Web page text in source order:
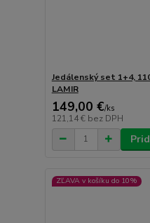
Jedálenský set 1+4,
LAMIR
149,00 €/ks
121,14 € bez DPH
ZĽAVA v košíku do 10%